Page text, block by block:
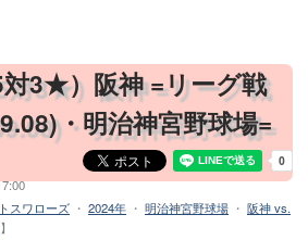
3★）阪神 =リーグ戦
・明治神宮野球場=
スワローズ ・ 2024年 ・ 明治神宮野球場 ・ 阪神 vs.
】